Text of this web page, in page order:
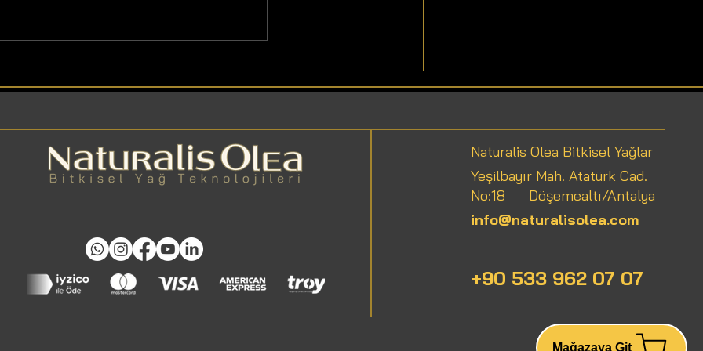
Mağazaya Git
Naturalis Olea Bitkisel Yağlar
Yeşilbayır Mah. Atatürk Cad.
No:18 Döşemealtı/Antalya
info@naturalisolea.com
+90 533 962 07 07